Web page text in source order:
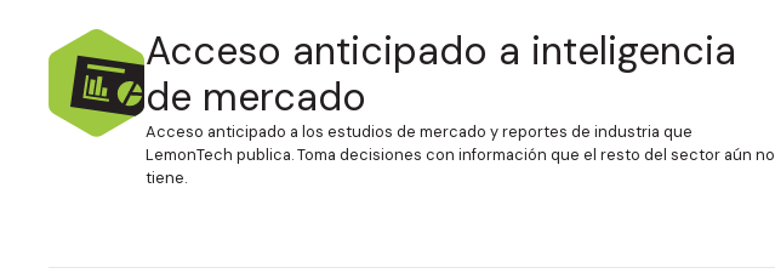
Acceso anticipado a inteligencia
de mercado
Acceso anticipado a los estudios de mercado y reportes de industria que
LemonTech publica. Toma decisiones con información que el resto del sector aún no
tiene.